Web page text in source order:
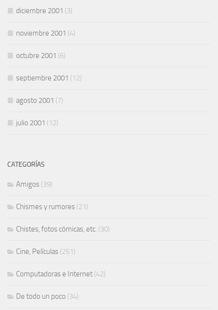
diciembre 2001 (3)
noviembre 2001 (4)
octubre 2001 (6)
septiembre 2001 (12)
agosto 2001 (7)
julio 2001 (12)
CATEGORÍAS
Amigos (39)
Chismes y rumores (21)
Chistes, fotos cómicas, etc. (30)
Cine, Películas (251)
Computadoras e Internet (42)
De todo un poco (34)